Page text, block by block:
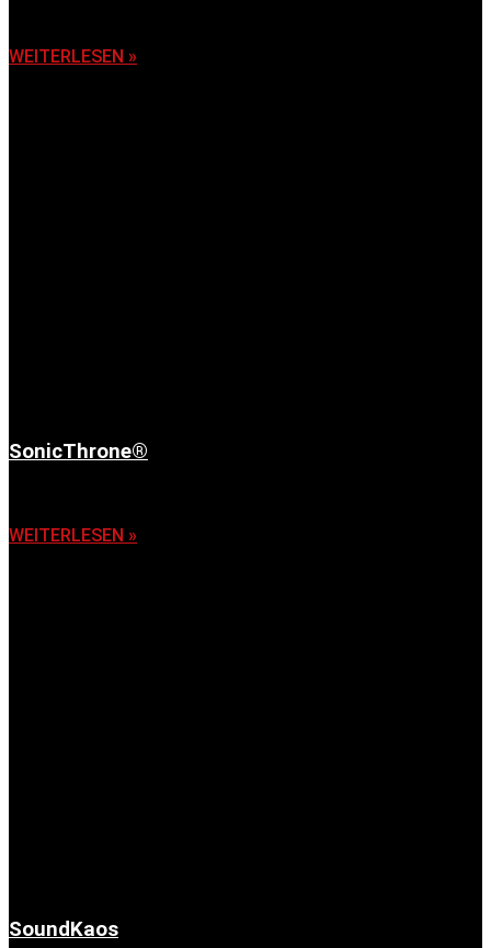
WEITERLESEN »
SonicThrone®
WEITERLESEN »
SoundKaos